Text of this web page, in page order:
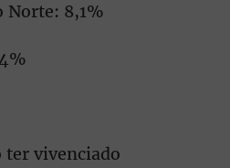
Norte: 8,1%
ter vivenciado